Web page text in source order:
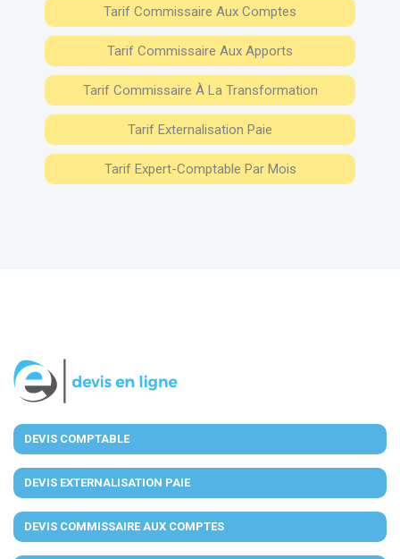
Tarif Commissaire Aux Comptes
Tarif Commissaire Aux Apports
Tarif Commissaire À La Transformation
Tarif Externalisation Paie
Tarif Expert-Comptable Par Mois
DEVIS COMPTABLE
DEVIS EXTERNALISATION PAIE
DEVIS COMMISSAIRE AUX COMPTES